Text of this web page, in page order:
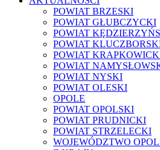
POWIAT BRZESKI
POWIAT GŁUBCZYCKI
POWIAT
POWIAT
POWIAT
POWIAT
POWIAT NYSKI
POWIAT OLESKI
OPOLE
POWIAT OPOLSKI
POWIAT PRUDNICKI
POWIAT STRZELECKI
WOJEWÓDZTWO